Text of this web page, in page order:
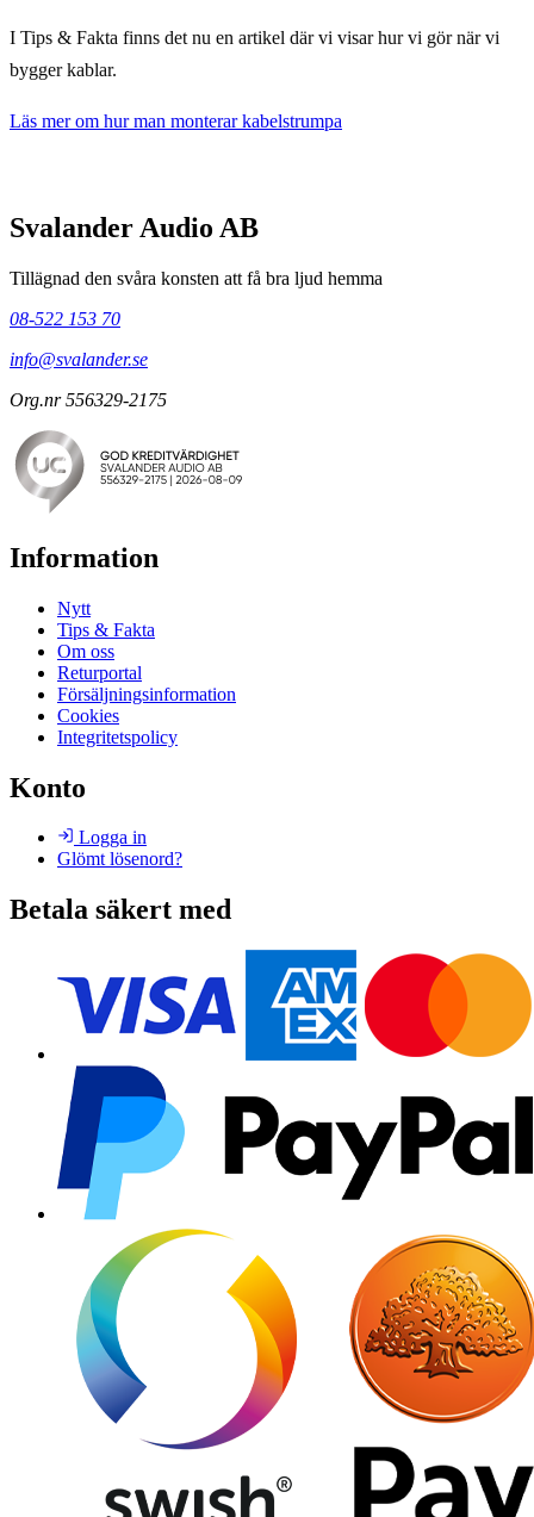
I Tips & Fakta finns det nu en artikel där vi visar hur vi gör när vi
bygger kablar.
Läs mer om hur man monterar kabelstrumpa
Svalander Audio AB
Tillägnad den svåra konsten att få bra ljud hemma
08-522 153 70
info@svalander.se
Org.nr 556329-2175
Information
Nytt
Tips & Fakta
Om oss
Returportal
Försäljningsinformation
Cookies
Integritetspolicy
Konto
Logga in
Glömt lösenord?
Betala säkert med